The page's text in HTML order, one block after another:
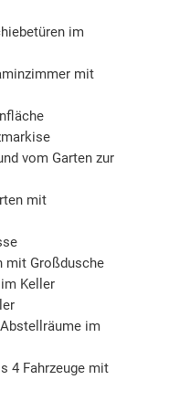
im
mit
vom Garten zur
mit
mit Großdusche
Keller
im
4 Fahrzeuge mit